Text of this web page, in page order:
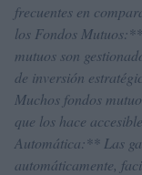
frecuentes en
los Fondos
mutuos son
de inversión
Muchos fondos
que los hace
Automática:** Las
automáticamente,